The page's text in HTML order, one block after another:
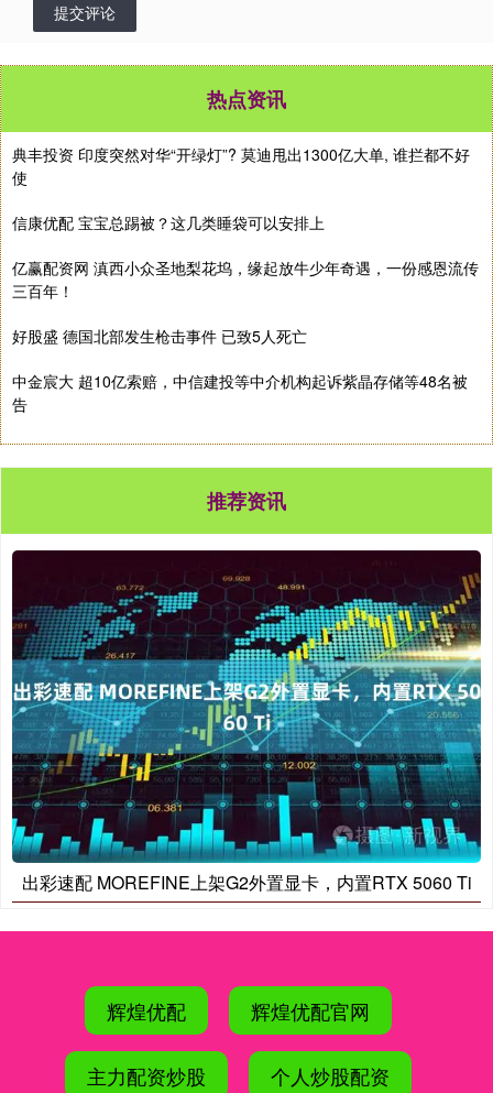
提交评论
热点资讯
典丰投资 印度突然对华“开绿灯”? 莫迪甩出1300亿大单, 谁拦都不好
使
信康优配 宝宝总踢被？这几类睡袋可以安排上
亿赢配资网 滇西小众圣地梨花坞，缘起放牛少年奇遇，一份感恩流传
三百年！
好股盛 德国北部发生枪击事件 已致5人死亡
中金宸大 超10亿索赔，中信建投等中介机构起诉紫晶存储等48名被
告
推荐资讯
出彩速配 MOREFINE上架G2外置显卡，内置RTX 5060 Ti
辉煌优配 辉煌优配官网
主力配资炒股 个人炒股配资